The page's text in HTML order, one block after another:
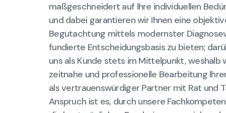
maßgeschneidert auf Ihre individuellen
und dabei garantieren wir Ihnen eine
Begutachtung mittels modernster
fundierte Entscheidungsbasis zu bieten;
uns als Kunde stets im Mittelpunkt,
zeitnahe und professionelle Bearbeitung
als vertrauenswürdiger Partner mit Rat und
Anspruch ist es, durch unsere